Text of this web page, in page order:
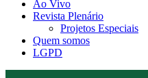
Ao Vivo
Revista Plenário
Projetos Especiais
Quem somos
LGPD